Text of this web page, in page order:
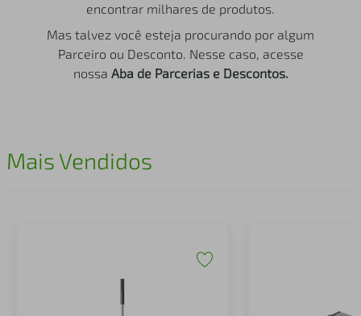
encontrar milhares de produtos.
Mas talvez você esteja procurando por algum
Parceiro ou Desconto. Nesse caso, acesse
nossa Aba de Parcerias e Descontos.
Mais Vendidos